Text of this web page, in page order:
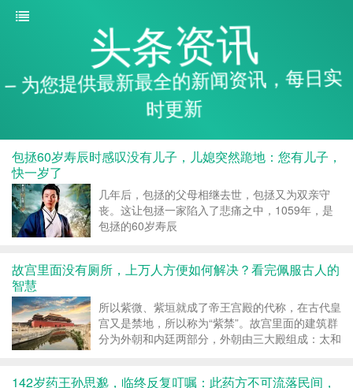
头条资讯
– 为您提供最新最全的新闻资讯，每日实
时更新
包拯60岁寿辰时感叹没有儿子，儿媳突然跪地：您有儿子，
快一岁了
几年后，包拯的父母相继去世，包拯又为双亲守
丧。这让包拯一家陷入了悲痛之中，1059年，是
包拯的60岁寿辰
故宫里面没有厕所，上万人方便如何解决？看完佩服古人的
智慧
所以紫微、紫垣就成了帝王宫殿的代称，在古代皇
宫又是禁地，所以称为“紫禁”。故宫里面的建筑群
分为外朝和内廷两部分，外朝由三大殿组成：太和
142岁药王孙思邈，临终反复叮嘱：此药方不可流落民间，